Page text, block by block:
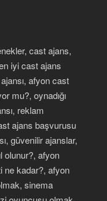
cast ajans,
iyi cast ajans
afyon cast
mu?, oynadığı
reklam
ajans başvurusu
güvenilir ajanslar,
olunur?, afyon
ne kadar?, afyon
sinema